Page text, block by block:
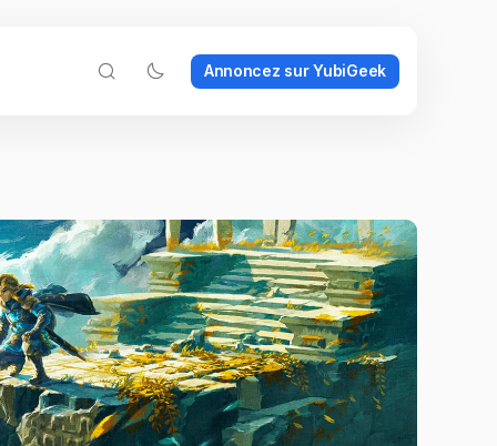
Annoncez sur YubiGeek